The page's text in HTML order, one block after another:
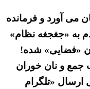
می آورد و فرمانده
به «جغجغه نظام»
«فضایی» شده!
جمع و نان خوران
ارسال «تلگرام